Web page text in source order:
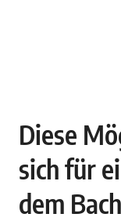
Diese
sich für
dem